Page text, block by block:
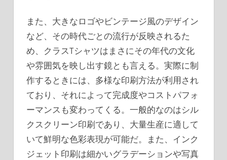
また、大きなロゴやビンテージ風のデザイン
など、その時代ごとの流行が反映されるた
め、クラスTシャツはまさにその年代の文化
や雰囲気を映し出す鏡とも言える。実際に制
作するときには、多様な印刷方法が利用され
ており、それによって完成度やコストパフォ
ーマンスも変わってくる。一般的なのはシル
クスクリーン印刷であり、大量生産に適して
いて鮮明な色彩表現が可能だ。また、インク
ジェット印刷は細かいグラデーションや写真